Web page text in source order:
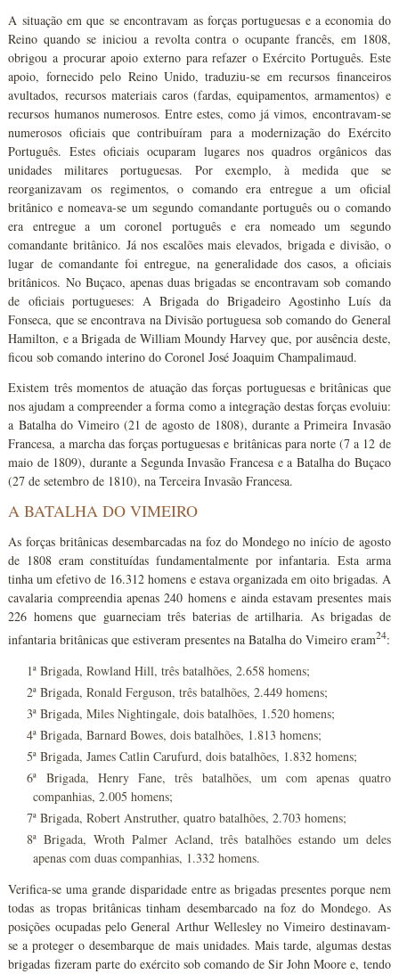
A situação em que se encontravam as forças portuguesas e a economia do
Reino quando se iniciou a revolta contra o ocupante francês, em 1808,
obrigou a procurar apoio externo para refazer o Exército Português. Este
apoio, fornecido pelo Reino Unido, traduziu-se em recursos financeiros
avultados, recursos materiais caros (fardas, equipamentos, armamentos) e
recursos humanos numerosos. Entre estes, como já vimos, encontravam-se
numerosos oficiais que contribuíram para a modernização do Exército
Português. Estes oficiais ocuparam lugares nos quadros orgânicos das
unidades militares portuguesas. Por exemplo, à medida que se
reorganizavam os regimentos, o comando era entregue a um oficial
britânico e nomeava-se um segundo comandante português ou o comando
era entregue a um coronel português e era nomeado um segundo
comandante britânico. Já nos escalões mais elevados, brigada e divisão, o
lugar de comandante foi entregue, na generalidade dos casos, a oficiais
britânicos. No Buçaco, apenas duas brigadas se encontravam sob comando
de oficiais portugueses: A Brigada do Brigadeiro Agostinho Luís da
Fonseca, que se encontrava na Divisão portuguesa sob comando do General
Hamilton, e a Brigada de William Moundy Harvey que, por ausência deste,
ficou sob comando interino do Coronel José Joaquim Champalimaud.
Existem três momentos de atuação das forças portuguesas e britânicas que
nos ajudam a compreender a forma como a integração destas forças evoluiu:
a Batalha do Vimeiro (21 de agosto de 1808), durante a Primeira Invasão
Francesa, a marcha das forças portuguesas e britânicas para norte (7 a 12 de
maio de 1809), durante a Segunda Invasão Francesa e a Batalha do Buçaco
(27 de setembro de 1810), na Terceira Invasão Francesa.
A BATALHA DO VIMEIRO
As forças britânicas desembarcadas na foz do Mondego no início de agosto
de 1808 eram constituídas fundamentalmente por infantaria. Esta arma
tinha um efetivo de 16.312 homens e estava organizada em oito brigadas. A
cavalaria compreendia apenas 240 homens e ainda estavam presentes mais
226 homens que guarneciam três baterias de artilharia. As brigadas de
infantaria britânicas que estiveram presentes na Batalha do Vimeiro eram24:
1ª Brigada, Rowland Hill, três batalhões, 2.658 homens;
2ª Brigada, Ronald Ferguson, três batalhões, 2.449 homens;
3ª Brigada, Miles Nightingale, dois batalhões, 1.520 homens;
4ª Brigada, Barnard Bowes, dois batalhões, 1.813 homens;
5ª Brigada, James Catlin Carufurd, dois batalhões, 1.832 homens;
6ª Brigada, Henry Fane, três batalhões, um com apenas quatro
companhias, 2.005 homens;
7ª Brigada, Robert Anstruther, quatro batalhões, 2.703 homens;
8ª Brigada, Wroth Palmer Acland, três batalhões estando um deles
apenas com duas companhias, 1.332 homens.
Verifica-se uma grande disparidade entre as brigadas presentes porque nem
todas as tropas britânicas tinham desembarcado na foz do Mondego. As
posições ocupadas pelo General Arthur Wellesley no Vimeiro destinavam-
se a proteger o desembarque de mais unidades. Mais tarde, algumas destas
brigadas fizeram parte do exército sob comando de Sir John Moore e, tendo